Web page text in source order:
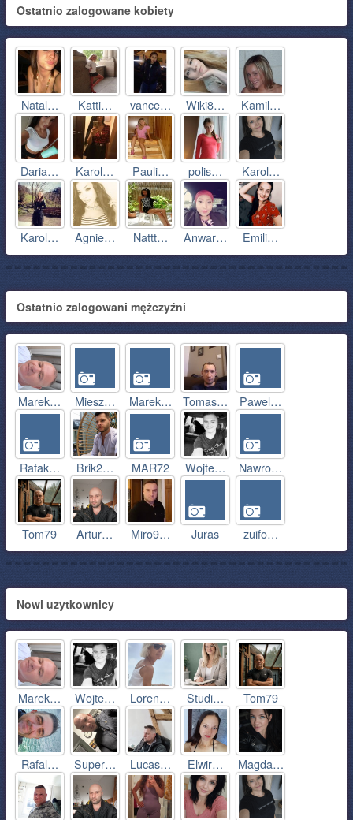
Ostatnio zalogowane kobiety
Natal… Katti… vance… Wiki8… Kamil…
Daria… Karol… Pauli… polis… Karol…
Karol… Agnie… Nattt… Anwar… Emili…
Ostatnio zalogowani mężczyźni
Marek… Miesz… Marek… Tomas… Pawel…
Rafak… Brik2… MAR72 Wojte… Nawro…
Tom79 Artur… Miro9… Juras zuifo…
Nowi uzytkownicy
Marek… Wojte… Loren… Studi… Tom79
Rafal… Super… Lucas… Elwir… Magda…